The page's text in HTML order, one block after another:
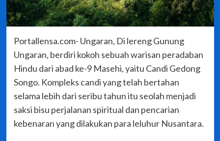
Portallensa.com- Ungaran, Di lereng Gunung
Ungaran, berdiri kokoh sebuah warisan peradaban
Hindu dari abad ke-9 Masehi, yaitu Candi Gedong
Songo. Kompleks candi yang telah bertahan
selama lebih dari seribu tahun itu seolah menjadi
saksi bisu perjalanan spiritual dan pencarian
kebenaran yang dilakukan para leluhur Nusantara.